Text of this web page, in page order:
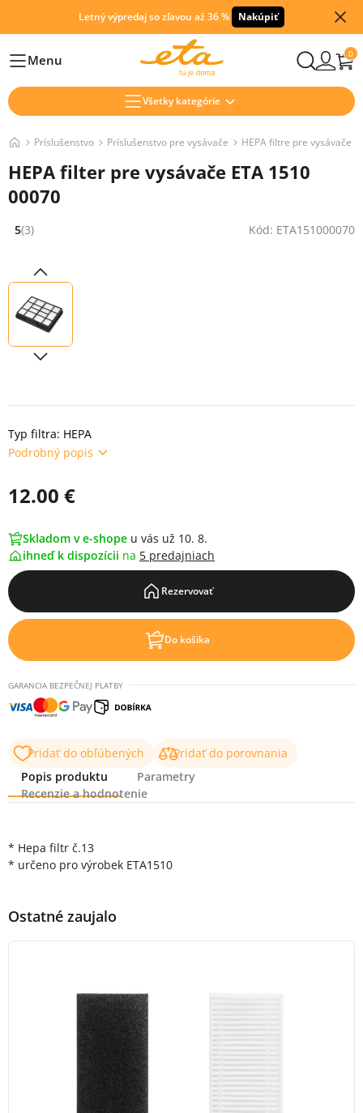
Letný výpredaj so zľavou až 36 % Nakúpiť
HlavníMenu 0
Všetky kategórie
Príslušenstvo Príslušenstvo pre vysávače HEPA filtre pre vysávače
HEPA filter pre vysávače ETA 1510
00070
Hodnocení: 5 z 5 (3 recenzí)
5(3) Kód: ETA151000070
Typ filtra: HEPA
Podrobný popis
12.00 €
Skladom v e-shope u vás už 10. 8.
ihneď k dispozícii na 5 predajniach
Rezervovať
Do košíka
GARANCIA BEZPEČNEJ PLATBY
Pridať do obľúbených
Pridať do porovnania
Popis produktu
Parametry
Recenzie a hodnotenie
* Hepa filtr č.13
* určeno pro výrobek ETA1510
Ostatné zaujalo